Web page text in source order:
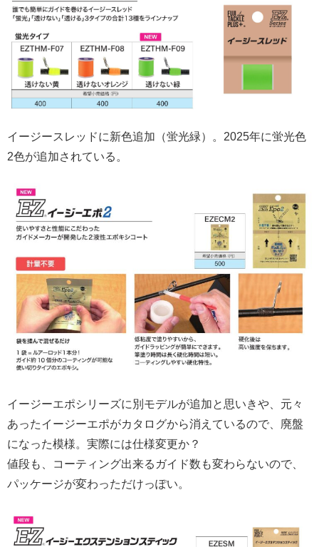
イージースレッドに新色追加（蛍光緑）。2025年に蛍光色
2色が追加されている。
イージーエポシリーズに別モデルが追加と思いきや、元々
あったイージーエポがカタログから消えているので、廃盤
になった模様。実際には仕様変更か？
値段も、コーティング出来るガイド数も変わらないので、
パッケージが変わっただけっぽい。